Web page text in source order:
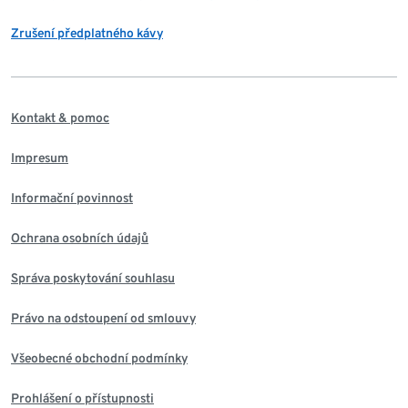
Zrušení předplatného kávy
Kontakt & pomoc
Impresum
Informační povinnost
Ochrana osobních údajů
Správa poskytování souhlasu
Právo na odstoupení od smlouvy
Všeobecné obchodní podmínky
Prohlášení o přístupnosti